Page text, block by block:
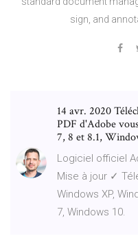
sign, and
14 avr. 2020
PDF d'Adobe
7, 8 et 8.1,
Logiciel officiel
Mise à jour ✓
Windows XP,
7, Windows 10.